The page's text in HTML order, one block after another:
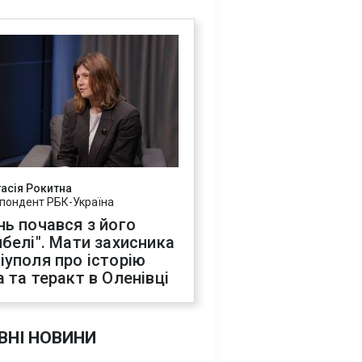
Рокитна
РБК-Україна
почався з його
Мати захисника
про історію
та теракт в Оленівці
НОВИНИ